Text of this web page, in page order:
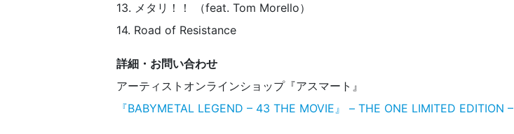
13. メタリ！！ （feat. Tom Morello）
14. Road of Resistance
詳細・お問い合わせ
アーティストオンラインショップ『アスマート』
『BABYMETAL LEGEND – 43 THE MOVIE』 – THE ONE LIMITED EDITION –